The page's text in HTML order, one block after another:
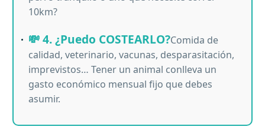
10km?
💸 4. ¿Puedo COSTEARLO?Comida de
calidad, veterinario, vacunas, desparasitación,
imprevistos… Tener un animal conlleva un
gasto económico mensual fijo que debes
asumir.